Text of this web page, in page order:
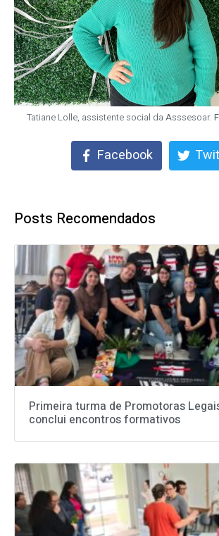
Tatiane Lolle, assistente social da Asssesoar.
Facebook
Posts Recomendados
Primeira turma de Promotoras
conclui encontros formativos